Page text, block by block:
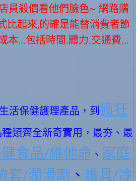
員殺價看他們臉色~ 網路購
比起來,的確是能替消費者節
本...包括時間.體力.交通費...
活保健護理產品，到瘋狂
類齊全新奇實用，最夯、最
食品/維他命 、 家庭
套/潤滑劑 、 護具/冷